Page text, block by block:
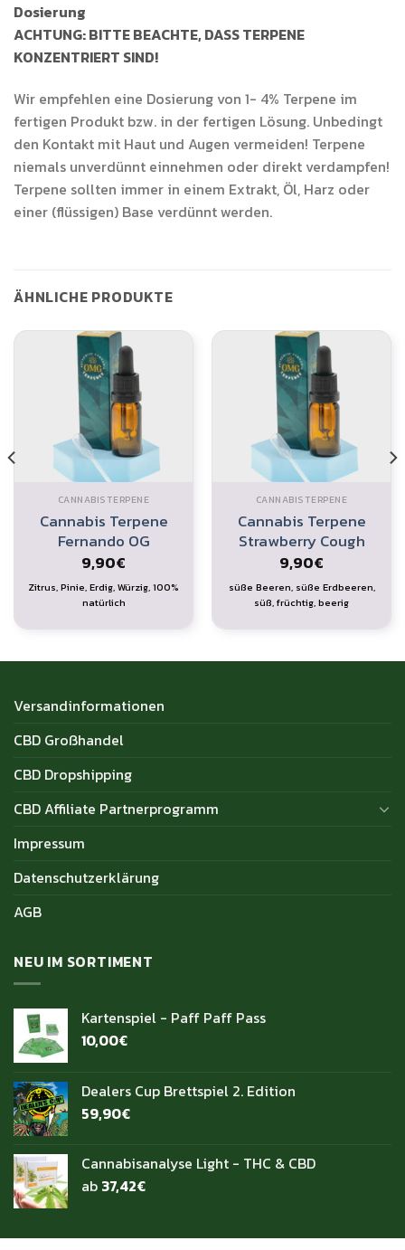
Dosierung
ACHTUNG: BITTE BEACHTE, DASS TERPENE
KONZENTRIERT SIND!
Wir empfehlen eine Dosierung von 1- 4% Terpene im
fertigen Produkt bzw. in der fertigen Lösung. Unbedingt
den Kontakt mit Haut und Augen vermeiden! Terpene
niemals unverdünnt einnehmen oder direkt verdampfen!
Terpene sollten immer in einem Extrakt, Öl, Harz oder
einer (flüssigen) Base verdünnt werden.
ÄHNLICHE PRODUKTE
CANNABIS TERPENE
Cannabis Terpene
Fernando OG
9,90€
Zitrus, Pinie, Erdig, Würzig, 100%
natürlich
CANNABIS TERPENE
Cannabis Terpene
Strawberry Cough
9,90€
süße Beeren, süße Erdbeeren,
süß, früchtig, beerig
Versandinformationen
CBD Großhandel
CBD Dropshipping
CBD Affiliate Partnerprogramm
Impressum
Datenschutzerklärung
AGB
NEU IM SORTIMENT
Kartenspiel - Paff Paff Pass
10,00€
Dealers Cup Brettspiel 2. Edition
59,90€
Cannabisanalyse Light - THC & CBD
ab 37,42€